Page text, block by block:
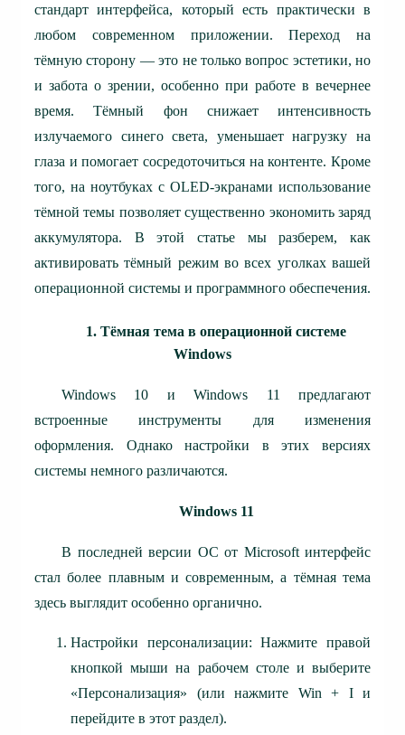
стандарт интерфейса, который есть практически в
любом современном приложении. Переход на
тёмную сторону — это не только вопрос эстетики, но
и забота о зрении, особенно при работе в вечернее
время. Тёмный фон снижает интенсивность
излучаемого синего света, уменьшает нагрузку на
глаза и помогает сосредоточиться на контенте. Кроме
того, на ноутбуках с OLED-экранами использование
тёмной темы позволяет существенно экономить заряд
аккумулятора. В этой статье мы разберем, как
активировать тёмный режим во всех уголках вашей
операционной системы и программного обеспечения.
1. Тёмная тема в операционной системе
Windows
Windows 10 и Windows 11 предлагают
встроенные инструменты для изменения
оформления. Однако настройки в этих версиях
системы немного различаются.
Windows 11
В последней версии ОС от Microsoft интерфейс
стал более плавным и современным, а тёмная тема
здесь выглядит особенно органично.
Настройки персонализации: Нажмите правой
кнопкой мыши на рабочем столе и выберите
«Персонализация» (или нажмите Win + I и
перейдите в этот раздел).